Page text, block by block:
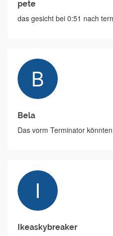
pete
das gesicht bei 0:51 nach
Bela
Das vorm Terminator
Ikeaskybreaker